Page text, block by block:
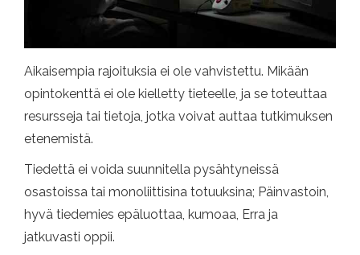
Aikaisempia rajoituksia ei ole vahvistettu. Mikään
opintokenttä ei ole kielletty tieteelle, ja se toteuttaa
resursseja tai tietoja, jotka voivat auttaa tutkimuksen
etenemistä.
Tiedettä ei voida suunnitella pysähtyneissä
osastoissa tai monoliittisina totuuksina; Päinvastoin,
hyvä tiedemies epäluottaa, kumoaa, Erra ja
jatkuvasti oppii.